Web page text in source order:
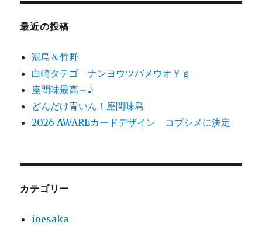
最近の投稿
冠島＆竹野
白崎タテゴ ナンヨウツバメウオＹｇ
座間味最高～♪
どんだけ青いん！座間味島
2026 AWAREカードデザイン コブシメに決定
カテゴリー
ioesaka